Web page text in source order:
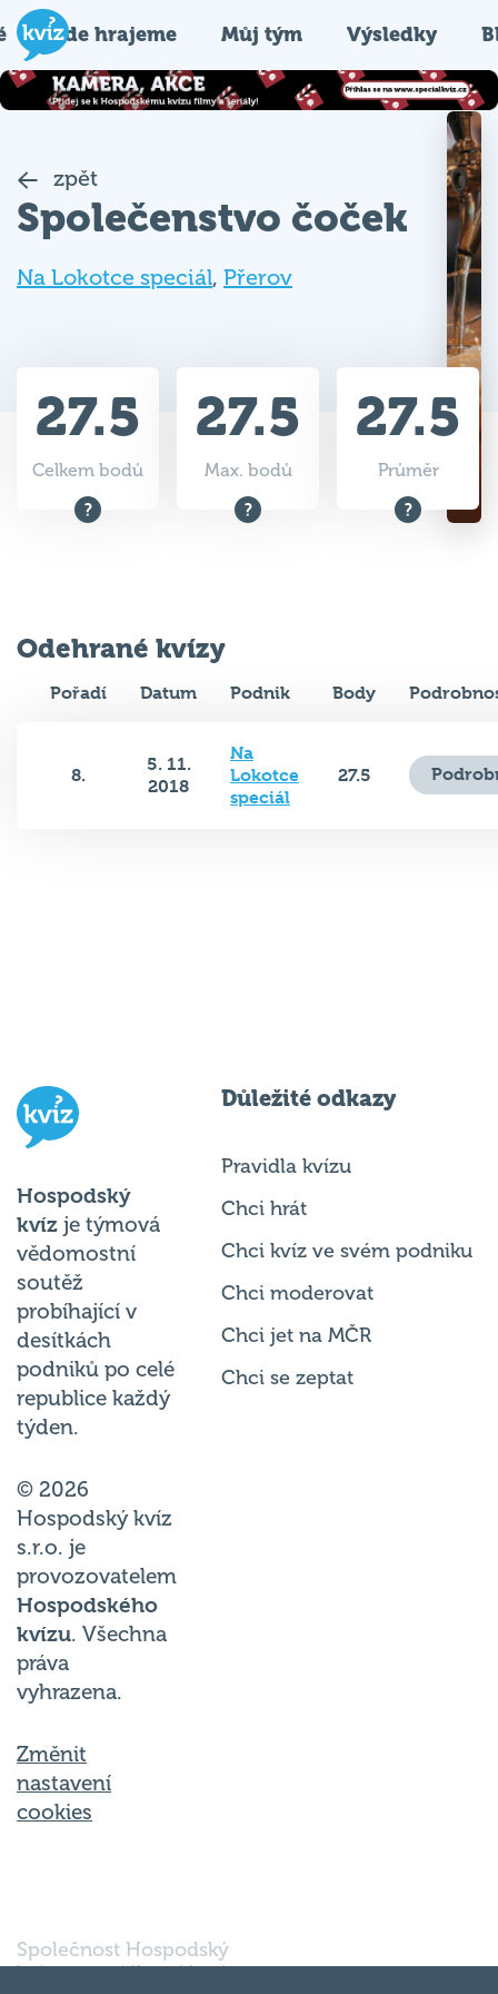
Kde hrajeme Můj tým Výsledky
zpět
Společenstvo čoček
Na Lokotce speciál, Přerov
27.5
Celkem bodů
27.5
Max. bodů
27.5
Průměr
Odehrané kvízy
Pořadí Datum Podnik Body
8.
5. 11.
2018
Na
Lokotce
speciál
27.5
Hospodský
kvíz je týmová
vědomostní
soutěž
probíhající v
desítkách
podniků po celé
republice každý
týden.
© 2026
Hospodský kvíz
s.r.o. je
provozovatelem
Hospodského
kvízu. Všechna
práva
vyhrazena.
Změnit
nastavení
cookies
Důležité odkazy
Pravidla kvízu
Chci hrát
Chci kvíz ve svém podniku
Chci moderovat
Chci jet na MČR
Chci se zeptat
Společnost Hospodský
kvíz s.r.o., sídlem Nové